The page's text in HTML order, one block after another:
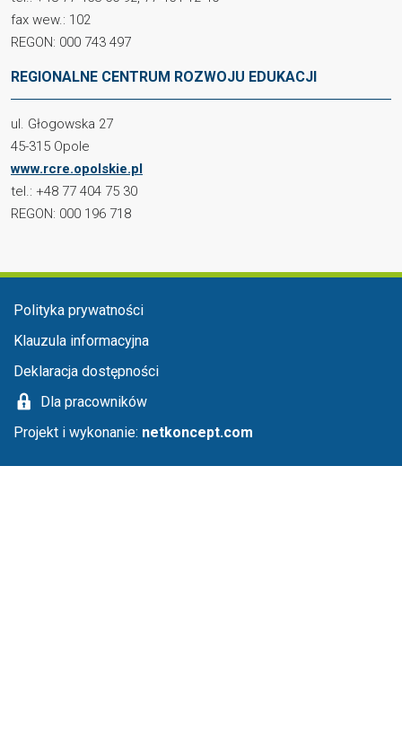
fax wew.: 102
REGON: 000 743 497
REGIONALNE CENTRUM ROZWOJU EDUKACJI
ul. Głogowska 27
45-315 Opole
www.rcre.opolskie.pl
tel.: +48 77 404 75 30
REGON: 000 196 718
Menu stopka
Polityka prywatności
Klauzula informacyjna
Deklaracja dostępności
Dla pracowników
Projekt i wykonanie: netkoncept.com